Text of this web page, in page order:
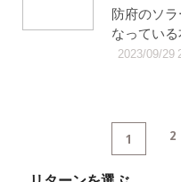
防府のソ
なっている
2023/09/29
1 2